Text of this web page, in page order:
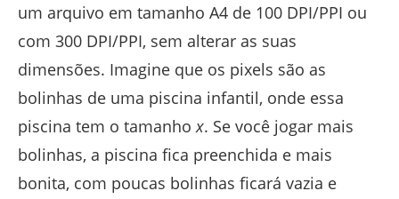
um arquivo em tamanho A4 de 100 DPI/PPI ou
com 300 DPI/PPI, sem alterar as suas
dimensões. Imagine que os pixels são as
bolinhas de uma piscina infantil, onde essa
piscina tem o tamanhox. Se você jogar mais
bolinhas, a piscina fica preenchida e mais
bonita, com poucas bolinhas ficará vazia e